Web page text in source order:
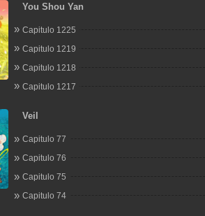
You Shou Yan
Capitulo 1225
Capitulo 1219
Capitulo 1218
Capitulo 1217
Veil
Capitulo 77
Capitulo 76
Capitulo 75
Capitulo 74